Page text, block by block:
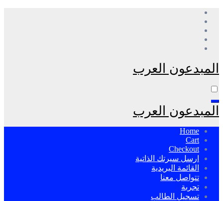
التجاوز
المحتوى
المبدعون العرب
المبدعون العرب
Home
Cart
Checkout
ارسل سيرتك الذاتية
القائمة البريدية
تتواصل معنا
تجربة
تسجيل الطالب